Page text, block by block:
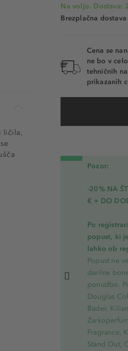
Na voljo. Dostava:
Brezplačna
Cena se
ne bo v
tehničnih
prikazanih
Pozor:
-20% NA
€ + DO
Po
popust, ki
lahko ob
Popust ne
darilne
ponudbo.
Douglas
Bader,
Fragrance,
Stand Out,